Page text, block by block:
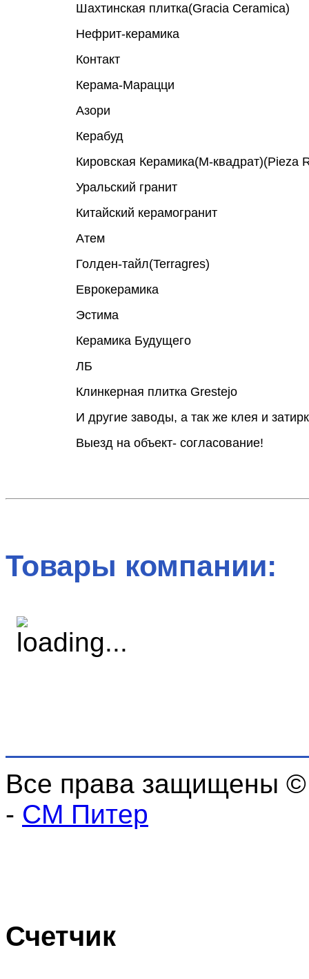
Шахтинская плитка(Gracia Ceramica)
Нефрит-керамика
Контакт
Керама-Марацци
Азори
Керабуд
Кировская Керамика(М-квадрат)(Pieza
Уральский гранит
Китайский керамогранит
Атем
Голден-тайл(Terragres)
Еврокерамика
Эстима
Керамика Будущего
ЛБ
Клинкерная плитка Grestejo
И другие заводы, а так же клея и
Выезд на объект- согласование!
Товары компании:
Все права защищены
- СМ Питер
Счетчик